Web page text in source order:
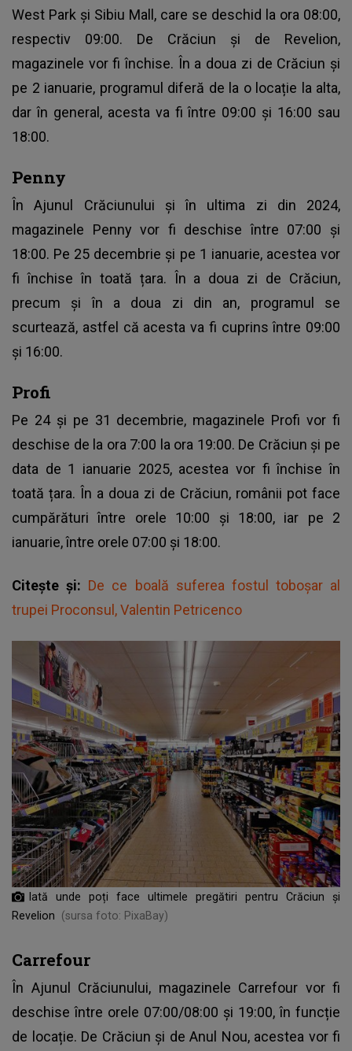
West Park și Sibiu Mall, care se deschid la ora 08:00,
respectiv 09:00. De Crăciun și de Revelion,
magazinele vor fi închise. În a doua zi de Crăciun și
pe 2 ianuarie, programul diferă de la o locație la alta,
dar în general, acesta va fi între 09:00 și 16:00 sau
18:00.
Penny
În Ajunul Crăciunului și în ultima zi din 2024,
magazinele Penny vor fi deschise între 07:00 și
18:00. Pe 25 decembrie și pe 1 ianuarie, acestea vor
fi închise în toată țara. În a doua zi de Crăciun,
precum și în a doua zi din an, programul se
scurtează, astfel că acesta va fi cuprins între 09:00
și 16:00.
Profi
Pe 24 și pe 31 decembrie, magazinele Profi vor fi
deschise de la ora 7:00 la ora 19:00. De Crăciun și pe
data de 1 ianuarie 2025, acestea vor fi închise în
toată țara. În a doua zi de Crăciun, românii pot face
cumpărături între orele 10:00 și 18:00, iar pe 2
ianuarie, între orele 07:00 și 18:00.
Citește și: De ce boală suferea fostul toboșar al
trupei Proconsul, Valentin Petricenco
Iată unde poți face ultimele pregătiri pentru Crăciun și
Revelion
(sursa foto: PixaBay)
Carrefour
În Ajunul Crăciunului, magazinele Carrefour vor fi
deschise între orele 07:00/08:00 și 19:00, în funcție
de locație. De Crăciun și de Anul Nou, acestea vor fi